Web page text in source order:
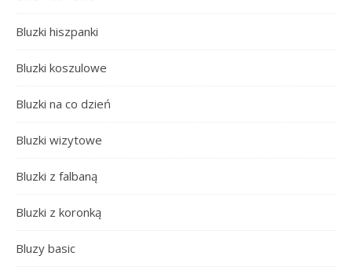
Bluzki hiszpanki
Bluzki koszulowe
Bluzki na co dzień
Bluzki wizytowe
Bluzki z falbaną
Bluzki z koronką
Bluzy basic